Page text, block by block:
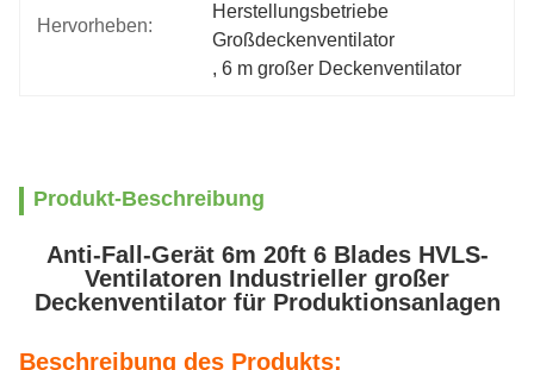
Hervorheben:
Herstellungsbetriebe
Großdeckenventilator
, 6 m großer Deckenventilator
Produkt-Beschreibung
Anti-Fall-Gerät 6m 20ft 6 Blades HVLS-
Ventilatoren Industrieller großer
Deckenventilator für Produktionsanlagen
Beschreibung des Produkts: